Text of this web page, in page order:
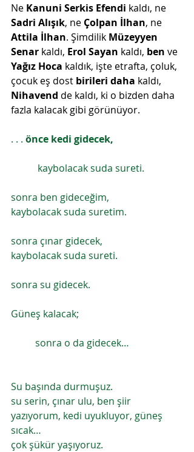
Ne Kanuni Serkis Efendi kaldı, ne
Sadri Alışık, ne Çolpan İlhan, ne
Attila İlhan. Şimdilik Müzeyyen
Senar kaldı, Erol Sayan kaldı, ben ve
Yağız Hoca kaldık, işte etrafta, çoluk,
çocuk eş dost birileri daha kaldı,
Nihavend de kaldı, ki o bizden daha
fazla kalacak gibi görünüyor.
. . . önce kedi gidecek,
           kaybolacak suda sureti.
sonra ben gideceğim,
kaybolacak suda suretim.
sonra çınar gidecek,
kaybolacak suda sureti.
sonra su gidecek.
Güneş kalacak;
          sonra o da gidecek…
Su başında durmuşuz.
su serin, çınar ulu, ben şiir
yazıyorum, kedi uyukluyor, güneş
sıcak…
çok şükür yaşıyoruz.